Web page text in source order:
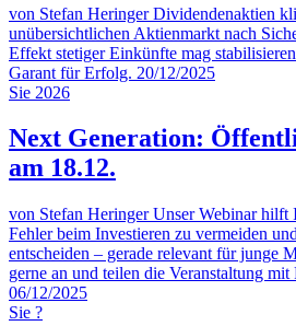
von Stefan Heringer Dividendenaktien
unübersichtlichen Aktienmarkt nach
Effekt stetiger Einkünfte mag
Garant für Erfolg. 20/12/2025
Sie 2026
Next Generation:
am 18.12.
von Stefan Heringer Unser Webinar hilft
Fehler beim Investieren zu vermeiden
entscheiden – gerade relevant für junge
gerne an und teilen die Veranstaltung
06/12/2025
Sie ?